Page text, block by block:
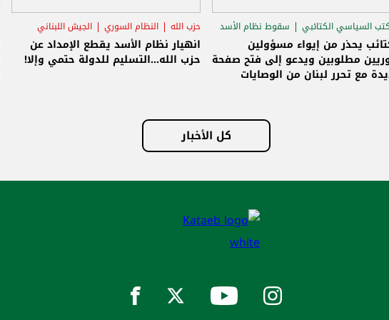
السياسي الكتائبي
سقوط نظام الأسد
الاستحقاق الرئاسي
يحذر من إيواء مسؤولين
مطلوبين ويدعو إلى فتح صفحة
مع تحرر لبنان من الوصايات
حزب الله النظام السوري الجيش اللبناني
انهيار نظام الأسد يقطع الإمداد عن
حزب الله...التسليم للدولة حتمي وإلا!
كل الأخبار